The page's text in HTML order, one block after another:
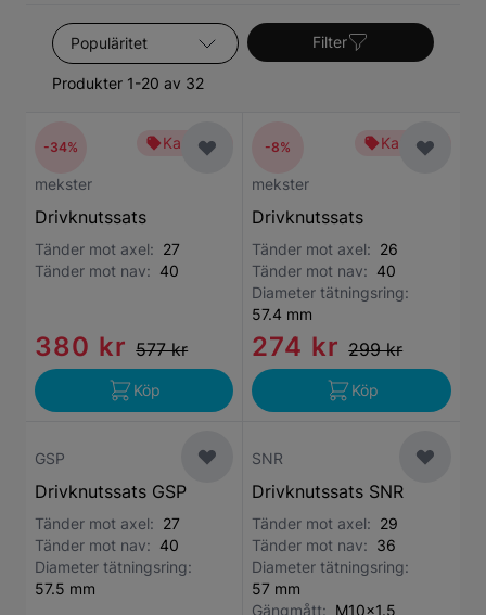
du dig om att din V60 alltid presterar på topp.
Sortera efter
Produkter 1-20 av 32
Filter
Kampanj
mekster
Drivknutssats
Tänder mot axel: 27
Tänder mot nav: 40
380 kr 577 kr
-34%
Köp
Kampanj
mekster
Drivknutssats
Tänder mot axel: 26
Tänder mot nav: 40
Diameter tätningsring:
57.4 mm
274 kr 299 kr
-8%
Köp
GSP
Drivknutssats GSP
Tänder mot axel: 27
Tänder mot nav: 40
Diameter tätningsring:
57.5 mm
SNR
Drivknutssats SNR
Tänder mot axel: 29
Tänder mot nav: 36
Diameter tätningsring:
57 mm
Gängmått: M10x1.5